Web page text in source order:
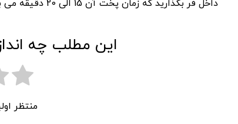
داخل فر بگذارید که زمان پخت آن 15 الی 20 دقیقه می باشد.
این مطلب چه
منتظر